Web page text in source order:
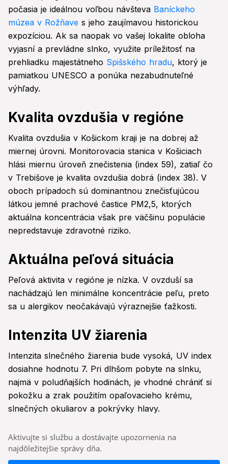
počasia je ideálnou voľbou návšteva Baníckeho
múzea v Rožňave s jeho zaujímavou historickou
expozíciou. Ak sa naopak vo vašej lokalite obloha
vyjasní a prevládne slnko, využite príležitosť na
prehliadku majestátneho Spišského hradu, ktorý je
pamiatkou UNESCO a ponúka nezabudnuteľné
výhľady.
Kvalita ovzdušia v regióne
Kvalita ovzdušia v Košickom kraji je na dobrej až
miernej úrovni. Monitorovacia stanica v Košiciach
hlási miernu úroveň znečistenia (index 59), zatiaľ čo
v Trebišove je kvalita ovzdušia dobrá (index 38). V
oboch prípadoch sú dominantnou znečisťujúcou
látkou jemné prachové častice PM2,5, ktorých
aktuálna koncentrácia však pre väčšinu populácie
nepredstavuje zdravotné riziko.
Aktuálna peľová situácia
Peľová aktivita v regióne je nízka. V ovzduší sa
nachádzajú len minimálne koncentrácie peľu, preto
sa u alergikov neočakávajú výraznejšie ťažkosti.
Intenzita UV žiarenia
Intenzita slnečného žiarenia bude vysoká, UV index
dosiahne hodnotu 7. Pri dlhšom pobyte na slnku,
najmä v poludňajších hodinách, je vhodné chrániť si
pokožku a zrak použitím opaľovacieho krému,
slnečných okuliarov a pokrývky hlavy.
Aktivujte si službu a dostávajte upozornenia na
najdôležitejšie správy dňa.